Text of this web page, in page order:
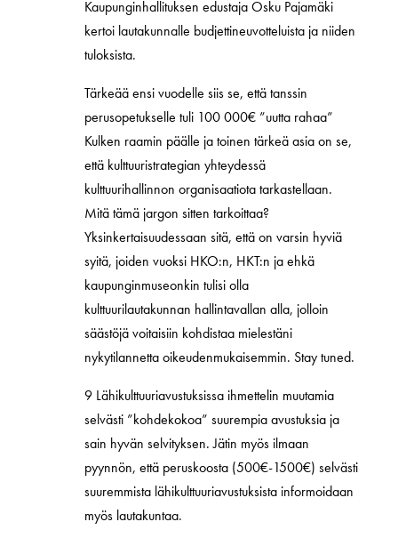
Kaupunginhallituksen edustaja Osku Pajamäki
kertoi lautakunnalle budjettineuvotteluista ja niiden
tuloksista.
Tärkeää ensi vuodelle siis se, että tanssin
perusopetukselle tuli 100 000€ ”uutta rahaa”
Kulken raamin päälle ja toinen tärkeä asia on se,
että kulttuuristrategian yhteydessä
kulttuurihallinnon organisaatiota tarkastellaan.
Mitä tämä jargon sitten tarkoittaa?
Yksinkertaisuudessaan sitä, että on varsin hyviä
syitä, joiden vuoksi HKO:n, HKT:n ja ehkä
kaupunginmuseonkin tulisi olla
kulttuurilautakunnan hallintavallan alla, jolloin
säästöjä voitaisiin kohdistaa mielestäni
nykytilannetta oikeudenmukaisemmin. Stay tuned.
9 Lähikulttuuriavustuksissa ihmettelin muutamia
selvästi ”kohdekokoa” suurempia avustuksia ja
sain hyvän selvityksen. Jätin myös ilmaan
pyynnön, että peruskoosta (500€-1500€) selvästi
suuremmista lähikulttuuriavustuksista informoidaan
myös lautakuntaa.